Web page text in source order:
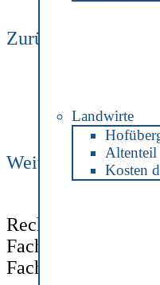
Landwirte
Altenteil
Kosten
Zurück
Weiter
Rechtsanwältin und
Fachanwältin für
Fachanwältin für